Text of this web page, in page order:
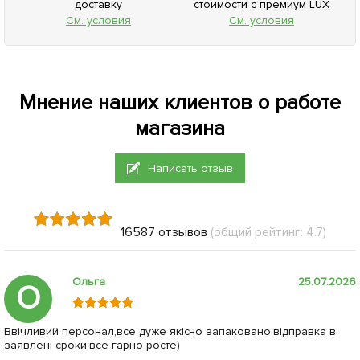
Нет в наличии
Хризантема мультифлора
+6.24грн бонусов за покупку